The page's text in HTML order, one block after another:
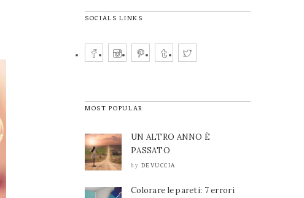
SOCIALS LINKS
MOST POPULAR
UN ALTRO ANNO È
PASSATO
by DEVUCCIA
Colorare le pareti: 7 errori